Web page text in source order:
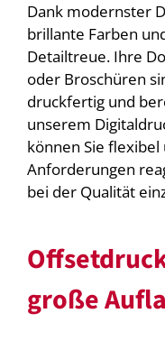
Dank modernster
brillante Farben
Detailtreue. Ihre
oder Broschüren
druckfertig und
unserem
können Sie
Anforderungen
bei der Qualität
große